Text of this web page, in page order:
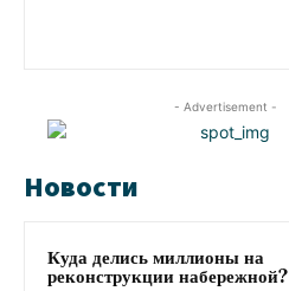
- Advertisement -
Новости
Куда делись миллионы на
реконструкции набережной?